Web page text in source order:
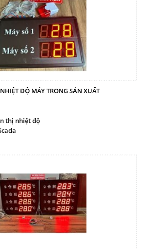
ĐỘ MÁY TRONG SẢN XUẤT
thị nhiệt độ